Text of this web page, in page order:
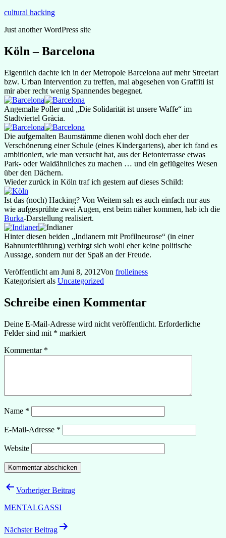
Zum
springen
cultural hacking
Just another WordPress site
Köln – Barcelona
Eigentlich dachte ich in der Metropole Barcelona auf mehr Streetart
bzw. Urban Intervention zu treffen, mal abgesehen von Graffiti ist
mir aber recht wenig Spannendes begegnet.
Angemalte Poller und „Die Solidarität ist unsere Waffe“ im
Stadtviertel Gràcia.
Die aufgemalten Baumstämme dienen wohl doch eher der
Verschönerung einer Schule (eines Kindergartens), aber ich fand es
ambitioniert, wie man versucht hat, aus der Betonterrasse etwas
Park- oder Waldähnliches zu machen … und ein geflügeltes Wesen
über den Dächern.
Wieder zurück in Köln traf ich gestern auf dieses Schild:
Ist das (noch) Hacking? Von Weitem sah es auch einfach nur aus
wie aufgesprühte zwei Augen, erst beim näher kommen, hab ich die
Burka-Darstellung realisiert.
Hinter diesen beiden „Indianern mit Profilneurose“ (in einer
Bahnunterführung) verbirgt sich wohl eher keine politische
Aussage, sondern nur der Spaß an der Freude.
Veröffentlicht am Juni 8, 2012Von frolleiness
Kategorisiert als Uncategorized
Schreibe einen Kommentar
Deine E-Mail-Adresse wird nicht veröffentlicht. Erforderliche
Felder sind mit * markiert
Kommentar *
Name *
E-Mail-Adresse *
Website
Beitragsnavigation
Vorheriger Beitrag
MENTALGASSI
Nächster Beitrag